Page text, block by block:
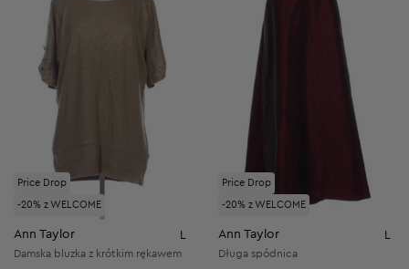
Price Drop
-20% z WELCOME
Ann Taylor
Damska bluzka z krótkim rękawem
Price Drop
-20% z WELCOME
Ann Taylor
Długa spódnica